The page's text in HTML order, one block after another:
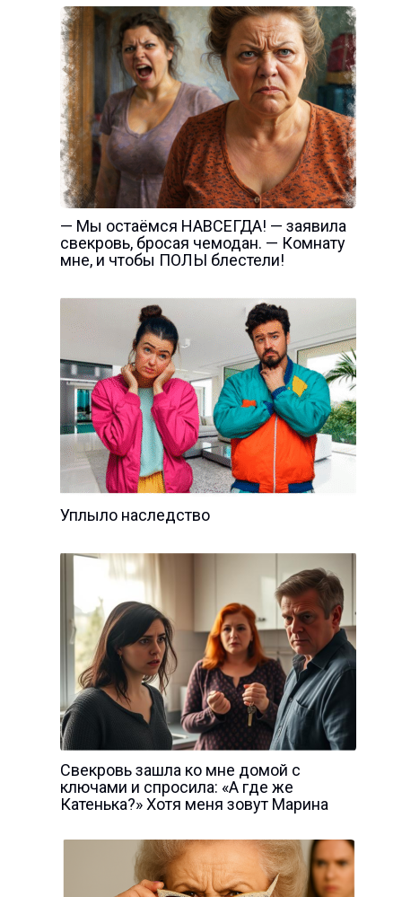
— Мы остаёмся НАВСЕГДА! — заявила
свекровь, бросая чемодан. — Комнату
мне, и чтобы ПОЛЫ блестели!
Уплыло наследство
Свекровь зашла ко мне домой с
ключами и спросила: «А где же
Катенька?» Хотя меня зовут Марина